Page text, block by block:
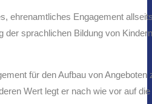
ehrenamtliches Engagement
der sprachlichen Bildung von
für den Aufbau von
Wert legt er nach wie vor auf